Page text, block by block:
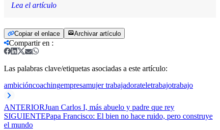
Lea el artículo
Copiar el enlace Archivar artículo
Compartir en :
Las palabras clave/etiquetas asociadas a este artículo:
ambicióncoachingempresamujer trabajadorateletrabajotrabajo
ANTERIORJuan Carlos I, más abuelo y padre que rey
SIGUIENTEPapa Francisco: El bien no hace ruido, pero construye
el mundo